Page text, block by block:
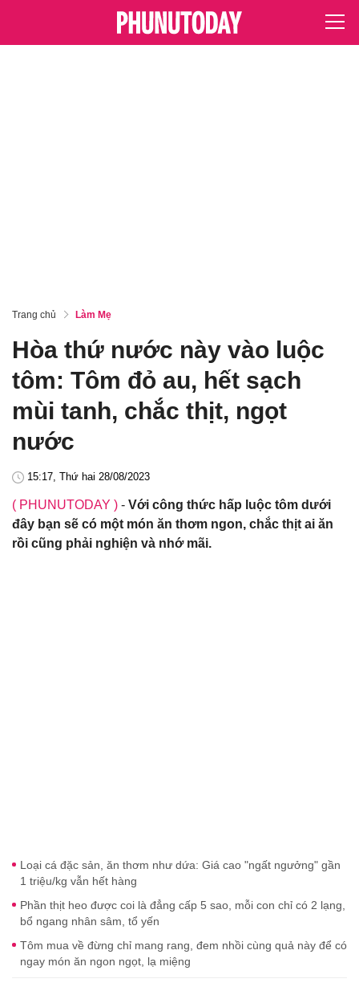
Trang chủ Làm Mẹ
Hòa thứ nước này vào luộc
tôm: Tôm đỏ au, hết sạch
mùi tanh, chắc thịt, ngọt
nước
15:17, Thứ hai 28/08/2023
( PHUNUTODAY ) - Với công thức hấp luộc tôm dưới
đây bạn sẽ có một món ăn thơm ngon, chắc thịt ai ăn
rồi cũng phải nghiện và nhớ mãi.
Loại cá đặc sản, ăn thơm như dứa: Giá cao "ngất ngưởng" gần
1 triệu/kg vẫn hết hàng
Phần thịt heo được coi là đẳng cấp 5 sao, mỗi con chỉ có 2 lạng,
bổ ngang nhân sâm, tổ yến
Tôm mua về đừng chỉ mang rang, đem nhồi cùng quả này để có
ngay món ăn ngon ngọt, lạ miệng